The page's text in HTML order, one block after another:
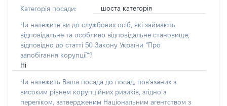
Категорія посади: шоста категорія
Чи належите ви до службових осіб, які займають
відповідальне та особливо відповідальне становище,
відповідно до статті 50 Закону України “Про
запобігання корупції”?
Ні
Чи належить Ваша посада до посад, пов'язаних з
високим рівнем корупційних ризиків, згідно з
переліком, затвердженим Національним агентством з